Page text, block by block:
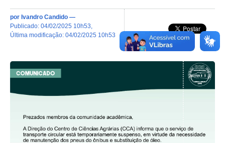
por Ivandro Candido —
publicado: 04/02/2025 10h53
última modificação: 04/02/2025 10h53